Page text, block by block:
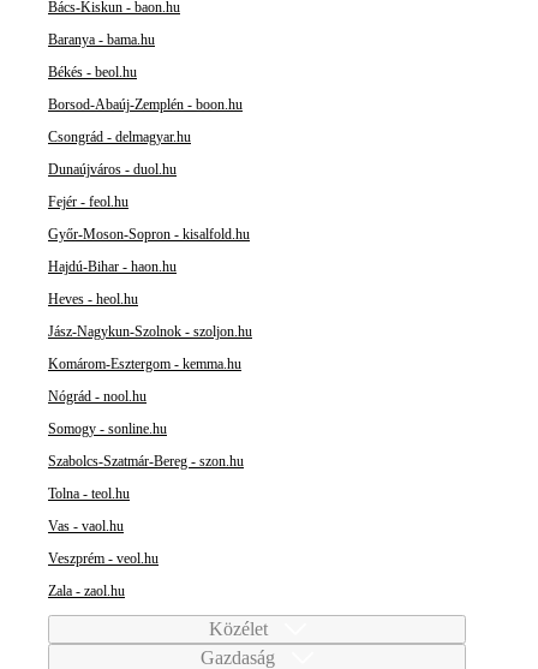
Bács-Kiskun - baon.hu
Baranya - bama.hu
Békés - beol.hu
Borsod-Abaúj-Zemplén - boon.hu
Csongrád - delmagyar.hu
Dunaújváros - duol.hu
Fejér - feol.hu
Győr-Moson-Sopron - kisalfold.hu
Hajdú-Bihar - haon.hu
Heves - heol.hu
Jász-Nagykun-Szolnok - szoljon.hu
Komárom-Esztergom - kemma.hu
Nógrád - nool.hu
Somogy - sonline.hu
Szabolcs-Szatmár-Bereg - szon.hu
Tolna - teol.hu
Vas - vaol.hu
Veszprém - veol.hu
Zala - zaol.hu
Közélet
Gazdaság